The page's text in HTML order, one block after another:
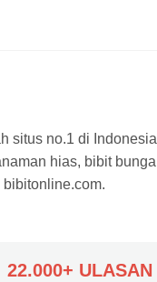
no.1 di
hias, bibit
22.000+